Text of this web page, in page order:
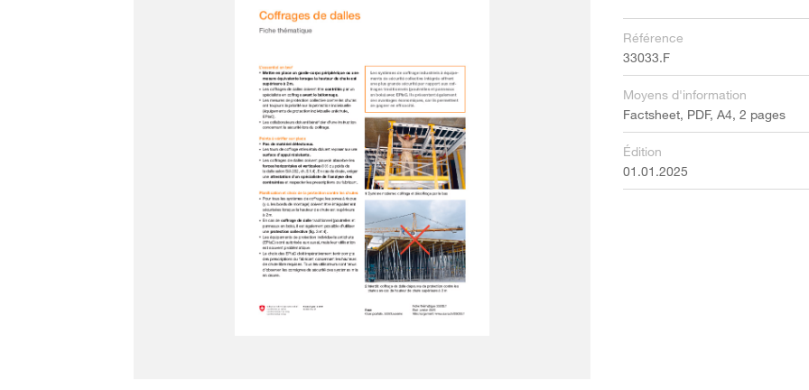
Référence
33033.F
Moyens d'information
Factsheet, PDF, A4, 2 pages
Édition
01.01.2025